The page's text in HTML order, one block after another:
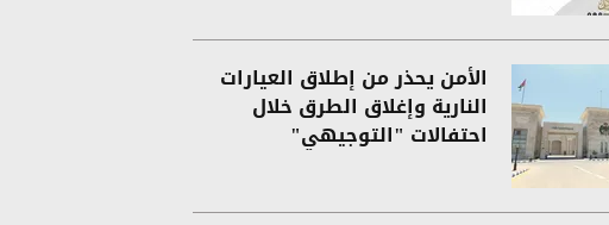
الأمن يحذر من إطلاق العيارات
النارية وإغلاق الطرق خلال
احتفالات "التوجيهي"